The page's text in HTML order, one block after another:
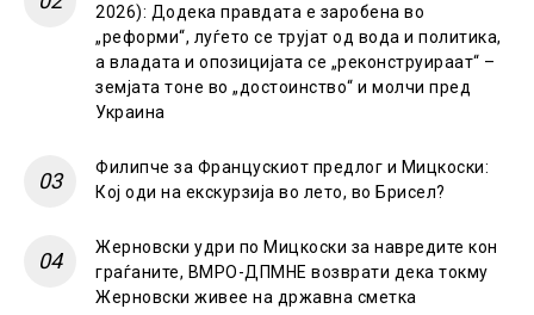
2026): Додека правдата е заробена во
„реформи“, луѓето се трујат од вода и политика,
а владата и опозицијата се „реконструираат“ –
земјата тоне во „достоинство“ и молчи пред
Украина
Филипче за Францускиот предлог и Мицкоски:
Кој оди на екскурзија во лето, во Брисел?
Жерновски удри по Мицкоски за навредите кон
граѓаните, ВМРО-ДПМНЕ возврати дека токму
Жерновски живее на државна сметка